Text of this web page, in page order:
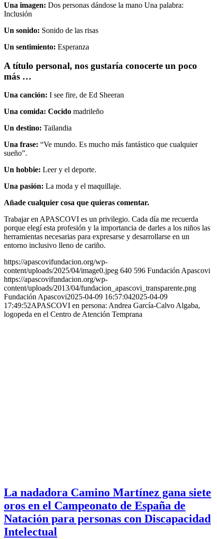
Una imagen: Dos personas dándose la mano Una palabra:
Inclusión
Un sonido: Sonido de las risas
Un sentimiento: Esperanza
A título personal, nos gustaría conocerte un poco
más …
Una canción: I see fire, de Ed Sheeran
Una comida: Cocido madrileño
Un destino: Tailandia
Una frase: “Ve mundo. Es mucho más fantástico que cualquier
sueño”.
Un hobbie: Leer y el deporte.
Una pasión: La moda y el maquillaje.
Añade cualquier cosa que quieras comentar.
Trabajar en APASCOVI es un privilegio. Cada día me recuerda
porque elegí esta profesión y la importancia de darles a los niños las
herramientas necesarias para expresarse y desarrollarse en un
entorno inclusivo lleno de cariño.
https://apascovifundacion.org/wp-
content/uploads/2025/04/image0.jpeg 640 596 Fundación Apascovi
https://apascovifundacion.org/wp-
content/uploads/2013/04/fundacion_apascovi_transparente.png
Fundación Apascovi2025-04-09 16:57:042025-04-09
17:49:52APASCOVI en persona: Andrea García-Calvo Algaba,
logopeda en el Centro de Atención Temprana
La nadadora Camino Martínez gana siete
oros en el Campeonato de España de
Natación para personas con Discapacidad
Intelectual